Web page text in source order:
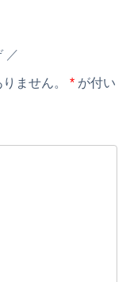
ません。 * が付い